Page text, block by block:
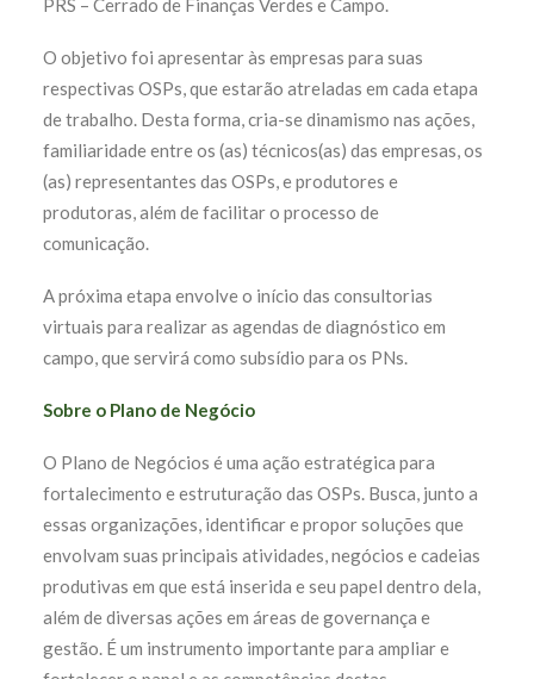
PRS – Cerrado de Finanças Verdes e Campo.
O objetivo foi apresentar às empresas para suas
respectivas OSPs, que estarão atreladas em cada etapa
de trabalho. Desta forma, cria-se dinamismo nas ações,
familiaridade entre os (as) técnicos(as) das empresas, os
(as) representantes das OSPs, e produtores e
produtoras, além de facilitar o processo de
comunicação.
A próxima etapa envolve o início das consultorias
virtuais para realizar as agendas de diagnóstico em
campo, que servirá como subsídio para os PNs.
Sobre o Plano de Negócio
O Plano de Negócios é uma ação estratégica para
fortalecimento e estruturação das OSPs. Busca, junto a
essas organizações, identificar e propor soluções que
envolvam suas principais atividades, negócios e cadeias
produtivas em que está inserida e seu papel dentro dela,
além de diversas ações em áreas de governança e
gestão. É um instrumento importante para ampliar e